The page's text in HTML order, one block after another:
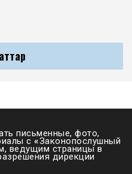
письменные, фото,
с «Законопослушный
ведущим страницы в
дирекции